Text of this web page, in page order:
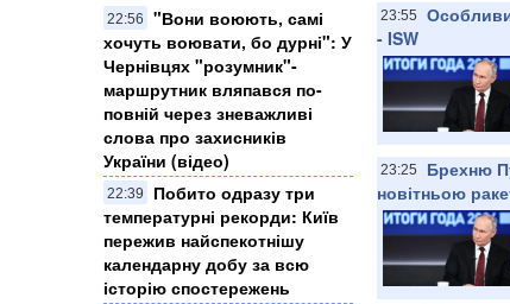
22:56
​"Вони воюють, самі
хочуть воювати, бо дурні": У
Чернівцях "розумник"-
маршрутник вляпався по-
повній через зневажливі
слова про захисників
України (відео)
22:39
Побито одразу три
температурні рекорди: Київ
пережив найспекотнішу
календарну добу за всю
історію спостережень
23:55
- ISW
23:25
Брехню
новітньою